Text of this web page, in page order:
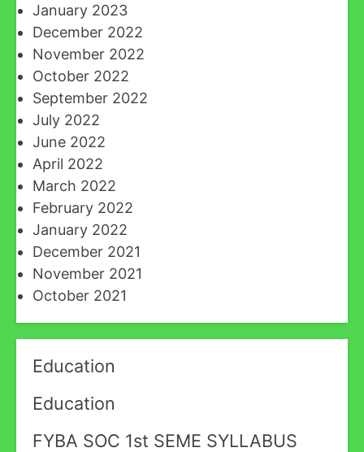
January 2023
December 2022
November 2022
October 2022
September 2022
July 2022
June 2022
April 2022
March 2022
February 2022
January 2022
December 2021
November 2021
October 2021
Education
Education
FYBA SOC 1st SEME SYLLABUS